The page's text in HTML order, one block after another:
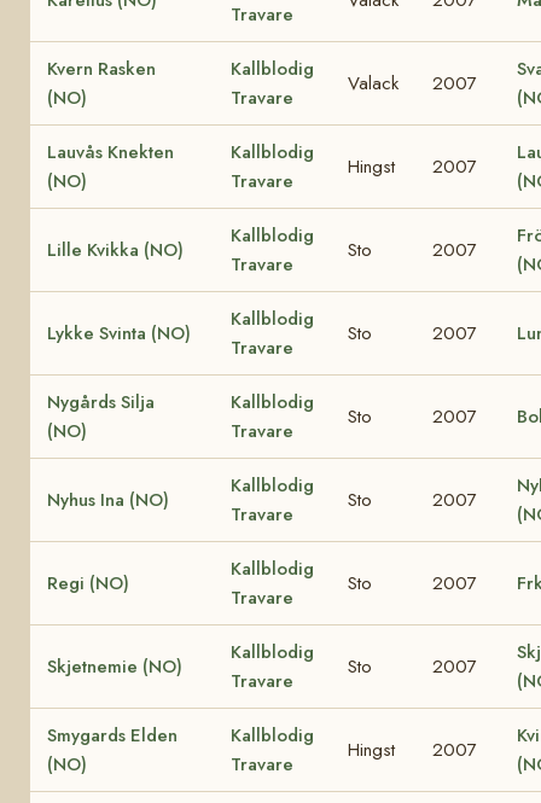
Travare
Kvern Rasken
(NO)
Kallblodig
Travare
Valack 2007
Lauvås Knekten
(NO)
Kallblodig
Travare
Hingst 2007
Lille Kvikka (NO)
Kallblodig
Travare
Sto 2007
Lykke Svinta (NO)
Kallblodig
Travare
Sto 2007
Nygårds Silja
(NO)
Kallblodig
Travare
Sto 2007
Nyhus Ina (NO)
Kallblodig
Travare
Sto 2007
Regi (NO)
Kallblodig
Travare
Sto 2007
Skjetnemie (NO)
Kallblodig
Travare
Sto 2007
Smygards Elden
(NO)
Kallblodig
Travare
Hingst 2007